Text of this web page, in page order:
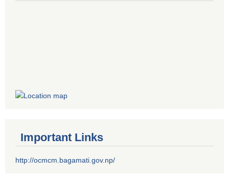
Important Links
http://ocmcm.bagamati.gov.np/